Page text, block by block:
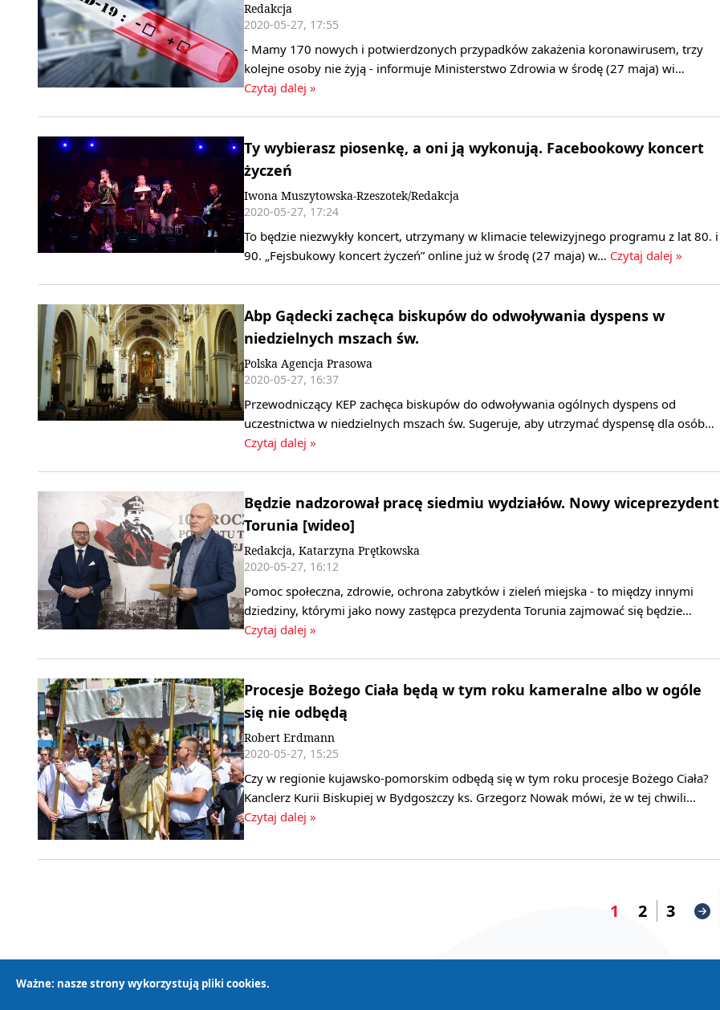
Redakcja
2020-05-27, 17:55
- Mamy 170 nowych i potwierdzonych przypadków zakażenia koronawirusem, trzy
kolejne osoby nie żyją - informuje Ministerstwo Zdrowia w środę (27 maja) wi…
Czytaj dalej »
Ty wybierasz piosenkę, a oni ją wykonują. Facebookowy koncert
życzeń
Iwona Muszytowska-Rzeszotek/Redakcja
2020-05-27, 17:24
To będzie niezwykły koncert, utrzymany w klimacie telewizyjnego programu z lat 80. i
90. „Fejsbukowy koncert życzeń” online już w środę (27 maja) w… Czytaj dalej »
Abp Gądecki zachęca biskupów do odwoływania dyspens w
niedzielnych mszach św.
Polska Agencja Prasowa
2020-05-27, 16:37
Przewodniczący KEP zachęca biskupów do odwoływania ogólnych dyspens od
uczestnictwa w niedzielnych mszach św. Sugeruje, aby utrzymać dyspensę dla osób…
Czytaj dalej »
Będzie nadzorował pracę siedmiu wydziałów. Nowy wiceprezydent
Torunia [wideo]
Redakcja, Katarzyna Prętkowska
2020-05-27, 16:12
Pomoc społeczna, zdrowie, ochrona zabytków i zieleń miejska - to między innymi
dziedziny, którymi jako nowy zastępca prezydenta Torunia zajmować się będzie…
Czytaj dalej »
Procesje Bożego Ciała będą w tym roku kameralne albo w ogóle
się nie odbędą
Robert Erdmann
2020-05-27, 15:25
Czy w regionie kujawsko-pomorskim odbędą się w tym roku procesje Bożego Ciała?
Kanclerz Kurii Biskupiej w Bydgoszczy ks. Grzegorz Nowak mówi, że w tej chwili…
Czytaj dalej »
1 2 3
Ważne: nasze strony wykorzystują pliki cookies.